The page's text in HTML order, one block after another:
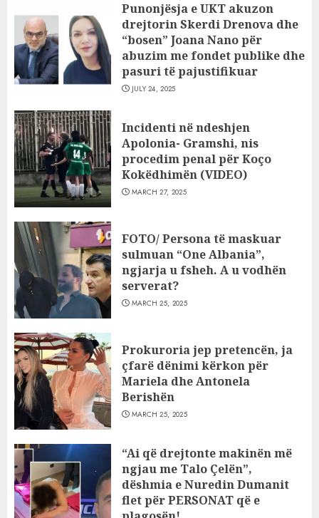
Punonjësja e UKT akuzon
drejtorin Skerdi Drenova dhe
“bosen” Joana Nano për
abuzim me fondet publike dhe
pasuri të pajustifikuar
JULY 24, 2025
Incidenti në ndeshjen
Apolonia- Gramshi, nis
procedim penal për Koço
Kokëdhimën (VIDEO)
MARCH 27, 2025
FOTO/ Persona të maskuar
sulmuan “One Albania”,
ngjarja u fsheh. A u vodhën
serverat?
MARCH 25, 2025
Prokuroria jep pretencën, ja
çfarë dënimi kërkon për
Mariela dhe Antonela
Berishën
MARCH 25, 2025
“Ai që drejtonte makinën më
ngjau me Talo Çelën”,
dëshmia e Nuredin Dumanit
flet për PERSONAT që e